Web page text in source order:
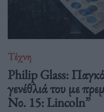
Τέχνη
Philip Glass:
γενέθλιά του με
Νο. 15: Lincoln”